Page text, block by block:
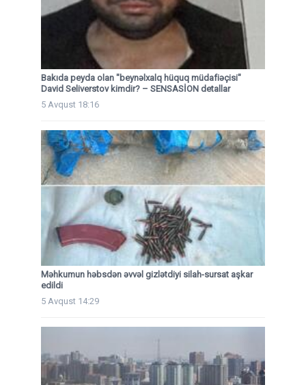
Bakıda peyda olan "beynəlxalq hüquq müdafiəçisi"
David Seliverstov kimdir? – SENSASİON detallar
5 Avqust 18:16
Məhkumun həbsdən əvvəl gizlətdiyi silah-sursat aşkar
edildi
5 Avqust 14:29